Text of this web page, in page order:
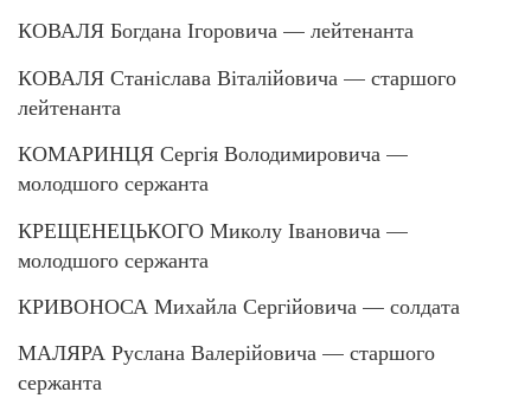
КОВАЛЯ Богдана Ігоровича — лейтенанта
КОВАЛЯ Станіслава Віталійовича — старшого
лейтенанта
КОМАРИНЦЯ Сергія Володимировича —
молодшого сержанта
КРЕЩЕНЕЦЬКОГО Миколу Івановича —
молодшого сержанта
КРИВОНОСА Михайла Сергійовича — солдата
МАЛЯРА Руслана Валерійовича — старшого
сержанта